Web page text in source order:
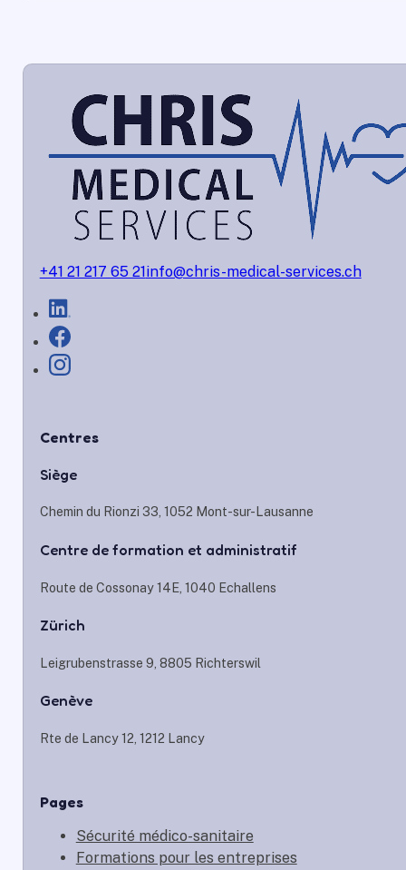
+41 21 217 65 21info@chris-medical-services.ch
Centres
Siège
Chemin du Rionzi 33, 1052 Mont-sur-Lausanne
Centre de formation et administratif
Route de Cossonay 14E, 1040 Echallens
Zürich
Leigrubenstrasse 9, 8805 Richterswil
Genève
Rte de Lancy 12, 1212 Lancy
Pages
Sécurité médico-sanitaire
Formations pour les entreprises